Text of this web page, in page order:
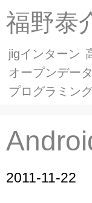
福野泰
jigインターン
オープンデータ
プログラミン
2011-11-22